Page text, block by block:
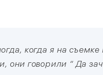
когда я на
они говорили “ Да